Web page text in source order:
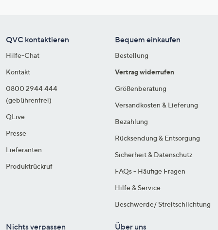
QVC kontaktieren
Hilfe-Chat
Kontakt
0800 2944 444
(gebührenfrei)
QLive
Presse
Lieferanten
Produktrückruf
Bequem einkaufen
Bestellung
Vertrag widerrufen
Größenberatung
Versandkosten & Lieferung
Bezahlung
Rücksendung & Entsorgung
Sicherheit & Datenschutz
FAQs - Häufige Fragen
Hilfe & Service
Beschwerde/ Streitschlichtung
Nichts verpassen Über uns